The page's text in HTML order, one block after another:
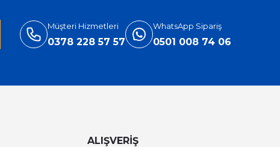
Müşteri Hizmetleri
0378 228 57 57
WhatsApp Sipariş
0501 008 74 06
ALIŞVERİŞ